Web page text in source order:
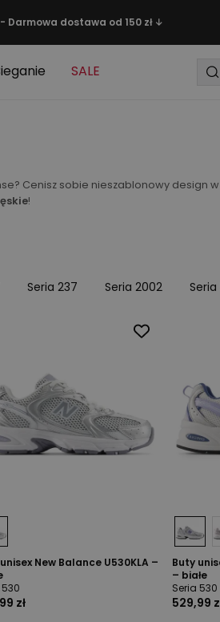
Darmowa dostawa od 150 zł ↓
SALE
Cenisz sobie nieszablonowy design
!
Seria 237 Seria 2002 Seria
New Balance U530KLA –
zł
Buty
– białe
Seria 530
529,99